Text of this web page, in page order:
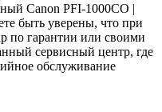
Canon PFI-1000CO |
быть уверены, что при
по гарантии или своими
сервисный центр, где
обслуживание